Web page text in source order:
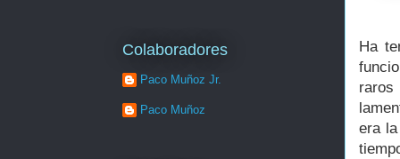
Ha
era
Colaboradores
Paco Muñoz Jr.
Paco Muñoz